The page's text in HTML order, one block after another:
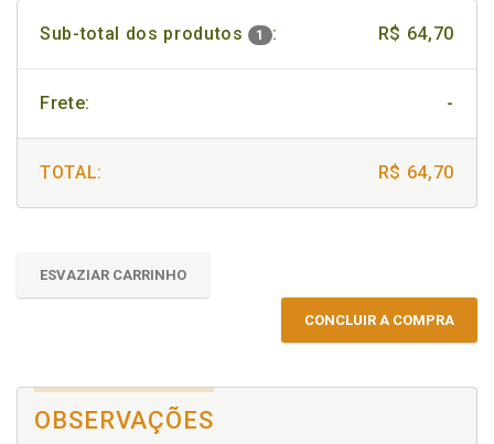
Sub-total dos produtos 1 : R$ 64,70
Frete: -
TOTAL: R$ 64,70
ESVAZIAR CARRINHO
CONCLUIR A COMPRA
OBSERVAÇÕES